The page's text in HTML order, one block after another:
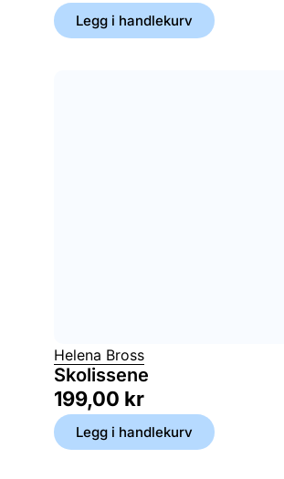
Legg i handlekurv
Helena Bross
Skolissene
199,00 kr
Legg i handlekurv